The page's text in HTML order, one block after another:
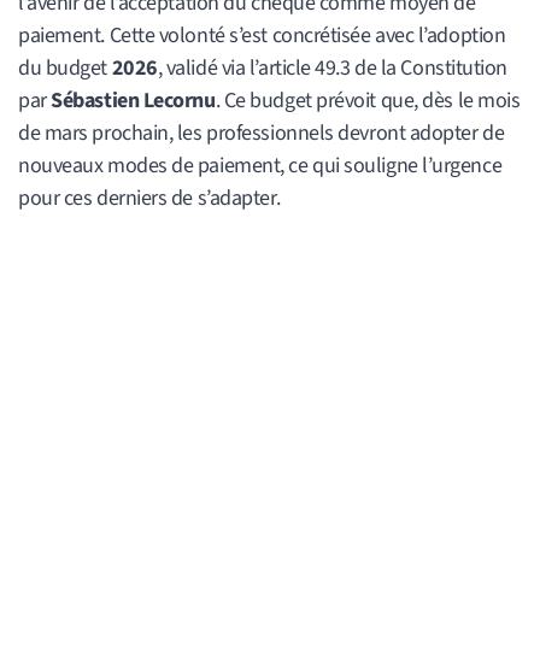
paiement. Cette volonté s’est concrétisée avec l’adoption
du budget2026, validé via l’article 49.3 de la Constitution
parSébastien Lecornu. Ce budget prévoit que, dès le mois
de mars prochain, les professionnels devront adopter de
nouveaux modes de paiement, ce qui souligne l’urgence
pour ces derniers de s’adapter.